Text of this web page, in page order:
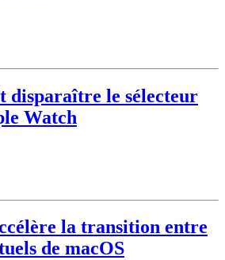
disparaître le sélecteur
Watch
la transition entre
de macOS